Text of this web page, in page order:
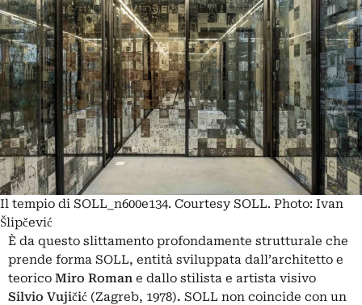
Il tempio di SOLL_n600e134. Courtesy SOLL. Photo: Ivan
Šlipčević
È da questo slittamento profondamente strutturale che
prende forma SOLL, entità sviluppata dall’architetto e
teorico Miro Roman e dallo stilista e artista visivo
Silvio Vujičić (Zagreb, 1978). SOLL non coincide con un